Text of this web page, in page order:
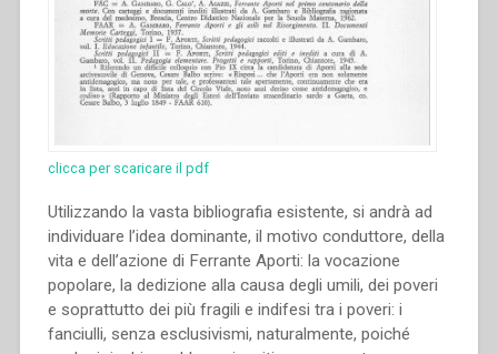
clicca per scaricare il pdf
Utilizzando la vasta bibliografia esistente, si andrà ad
individuare l’idea dominante, il motivo conduttore, della
vita e dell’azione di Ferrante Aporti: la vocazione
popolare, la dedizione alla causa degli umili, dei poveri
e soprattutto dei più fragili e indifesi tra i poveri: i
fanciulli, senza esclusivismi, naturalmente, poiché